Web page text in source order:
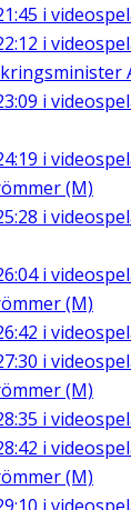
i
i
i
i
(M)
i
i
(M)
i
i
(M)
i
i
(M)